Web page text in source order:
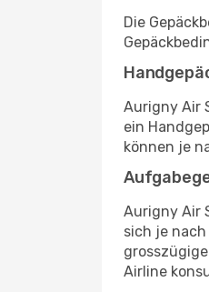
Die
Aurigny Air
ein
können je
Aurigny Air
sich je
Airline